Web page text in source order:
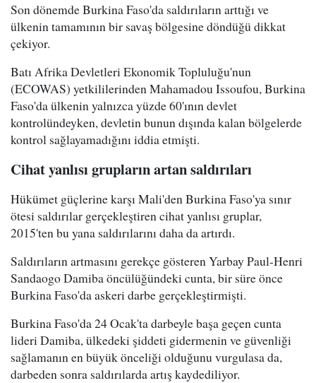
Son dönemde Burkina Faso'da saldırıların arttığı ve
ülkenin tamamının bir savaş bölgesine döndüğü dikkat
çekiyor.
Batı Afrika Devletleri Ekonomik Topluluğu'nun
(ECOWAS) yetkililerinden Mahamadou Issoufou, Burkina
Faso'da ülkenin yalnızca yüzde 60'ının devlet
kontrolündeyken, devletin bunun dışında kalan bölgelerde
kontrol sağlayamadığını iddia etmişti.
Cihat yanlısı grupların artan saldırıları
Hükümet güçlerine karşı Mali'den Burkina Faso'ya sınır
ötesi saldırılar gerçekleştiren cihat yanlısı gruplar,
2015'ten bu yana saldırılarını daha da artırdı.
Saldırıların artmasını gerekçe gösteren Yarbay Paul-Henri
Sandaogo Damiba öncülüğündeki cunta, bir süre önce
Burkina Faso'da askeri darbe gerçekleştirmişti.
Burkina Faso'da 24 Ocak'ta darbeyle başa geçen cunta
lideri Damiba, ülkedeki şiddeti gidermenin ve güvenliği
sağlamanın en büyük önceliği olduğunu vurgulasa da,
darbeden sonra saldırılarda artış kaydediliyor.